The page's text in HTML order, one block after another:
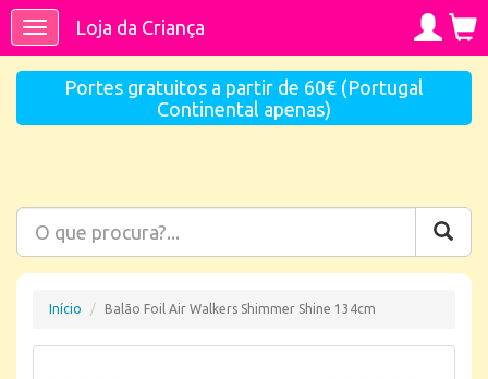
ToggleLoja da Criança
Portes gratuitos a partir de 60€ (Portugal
Continental apenas)
Início Balão Foil Air Walkers Shimmer Shine 134cm